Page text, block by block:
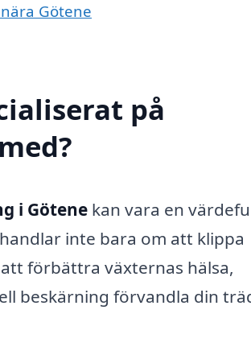
Götene
på
i Götene kan vara en
inte bara om att klippa
förbättra växternas hälsa,
beskärning förvandla din